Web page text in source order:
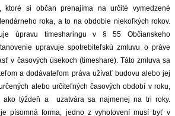
ktoré si občan prenajíma na určité vymedzené
roka, a to na obdobie niekoľkých rokov.
úpravu timesharingu v § 55 Občianskeho
upravuje spotrebiteľskú zmluvu o práve
v časových úsekoch (timeshare). Táto zmluva sa
a dodávateľom práva užívať budovu alebo jej
alebo určiteľných časových období v roku,
ako týždeň a uzatvára sa najmenej na tri roky.
písomná forma, jedno z vyhotovení musí byť v